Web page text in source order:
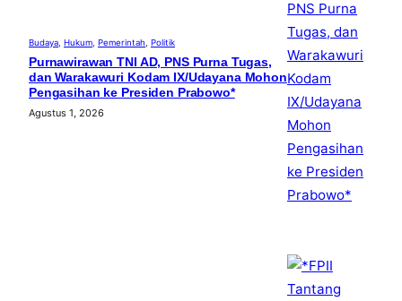
Budaya Hukum Pemerintah Politik
Purnawirawan TNI AD, PNS Purna Tugas,
dan Warakawuri Kodam IX/Udayana Mohon
Pengasihan ke Presiden Prabowo*
Agustus 1, 2026